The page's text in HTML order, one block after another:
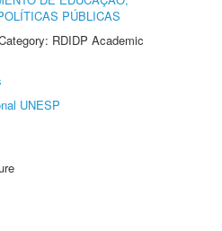
PÚBLICAS
RDIDP Academic
UNESP